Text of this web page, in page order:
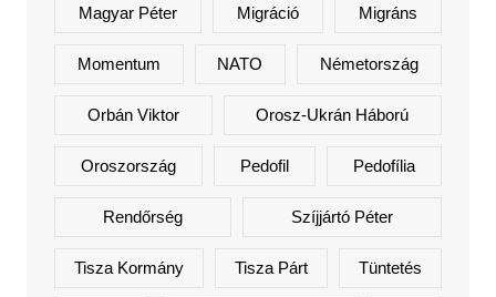
Magyar Péter Migráció Migráns
Momentum NATO Németország
Orbán Viktor Orosz-Ukrán Háború
Oroszország Pedofil Pedofília
Rendőrség Szíjjártó Péter
Tisza Kormány Tisza Párt Tüntetés